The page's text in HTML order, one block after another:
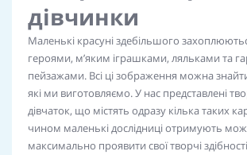
дівчинки
Маленькі красуні здебільшого
героями, м’яким іграшками, ляльками та
пейзажами. Всі ці зображення можна
які ми виготовляємо. У нас представлені
дівчаток, що містять одразу кілька таких
чином маленькі дослідниці отримують
максимально проявити свої творчі